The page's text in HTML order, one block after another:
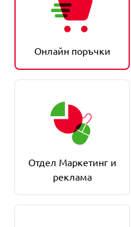
Онлайн поръчки
Отдел Маркетинг и
реклама